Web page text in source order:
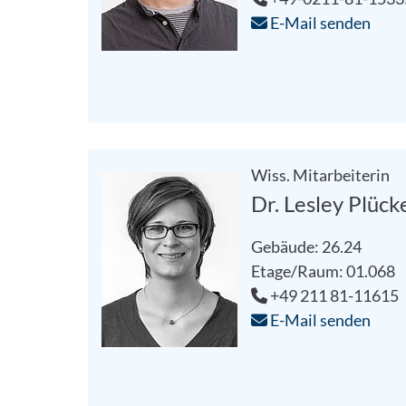
E-Mail senden
Wiss. Mitarbeiterin
Dr. Lesley
Gebäude: 26.24
Etage/Raum: 01.068
+49 211 81-11615
E-Mail senden